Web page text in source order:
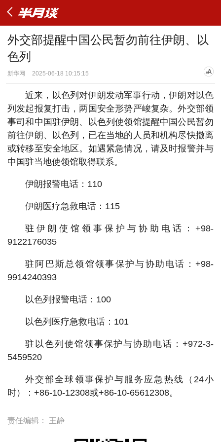
外交部提醒中国公民暂勿前往伊朗、以
色列
新华网 2025-06-18 10:15:15
近来，以色列对伊朗发动军事行动，伊朗对以色
列发起报复打击，两国安全形势严峻复杂。外交部领
事司和中国驻伊朗、以色列使领馆提醒中国公民暂勿
前往伊朗、以色列，已在当地的人员和机构尽快撤离
或转移至安全地区。如遇紧急情况，请及时报警并与
中国驻当地使领馆取得联系。
伊朗报警电话：110
伊朗医疗急救电话：115
驻伊朗使馆领事保护与协助电话：+98-
9122176035
驻阿巴斯总领馆领事保护与协助电话：+98-
9914240393
以色列报警电话：100
以色列医疗急救电话：101
驻以色列使馆领事保护与协助电话：+972-3-
5459520
外交部全球领事保护与服务应急热线（24小
时）：+86-10-12308或+86-10-65612308。
责任编辑： 王静